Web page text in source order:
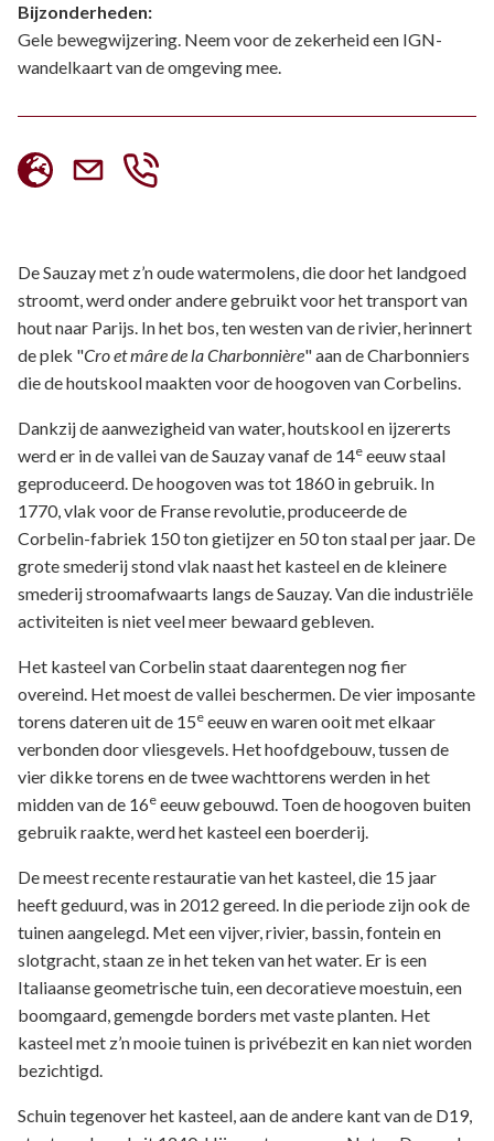
Bijzonderheden:
Gele bewegwijzering. Neem voor de zekerheid een IGN-
wandelkaart van de omgeving mee.
De Sauzay met z’n oude watermolens, die door het landgoed
stroomt, werd onder andere gebruikt voor het transport van
hout naar Parijs. In het bos, ten westen van de rivier, herinnert
de plek "Cro et mâre de la Charbonnière" aan de Charbonniers
die de houtskool maakten voor de hoogoven van Corbelins.
Dankzij de aanwezigheid van water, houtskool en ijzererts
werd er in de vallei van de Sauzay vanaf de 14e eeuw staal
geproduceerd. De hoogoven was tot 1860 in gebruik. In
1770, vlak voor de Franse revolutie, produceerde de
Corbelin-fabriek 150 ton gietijzer en 50 ton staal per jaar. De
grote smederij stond vlak naast het kasteel en de kleinere
smederij stroomafwaarts langs de Sauzay. Van die industriële
activiteiten is niet veel meer bewaard gebleven.
Het kasteel van Corbelin staat daarentegen nog fier
overeind. Het moest de vallei beschermen. De vier imposante
torens dateren uit de 15e eeuw en waren ooit met elkaar
verbonden door vliesgevels. Het hoofdgebouw, tussen de
vier dikke torens en de twee wachttorens werden in het
midden van de 16e eeuw gebouwd. Toen de hoogoven buiten
gebruik raakte, werd het kasteel een boerderij.
De meest recente restauratie van het kasteel, die 15 jaar
heeft geduurd, was in 2012 gereed. In die periode zijn ook de
tuinen aangelegd. Met een vijver, rivier, bassin, fontein en
slotgracht, staan ze in het teken van het water. Er is een
Italiaanse geometrische tuin, een decoratieve moestuin, een
boomgaard, gemengde borders met vaste planten. Het
kasteel met z’n mooie tuinen is privébezit en kan niet worden
bezichtigd.
Schuin tegenover het kasteel, aan de andere kant van de D19,